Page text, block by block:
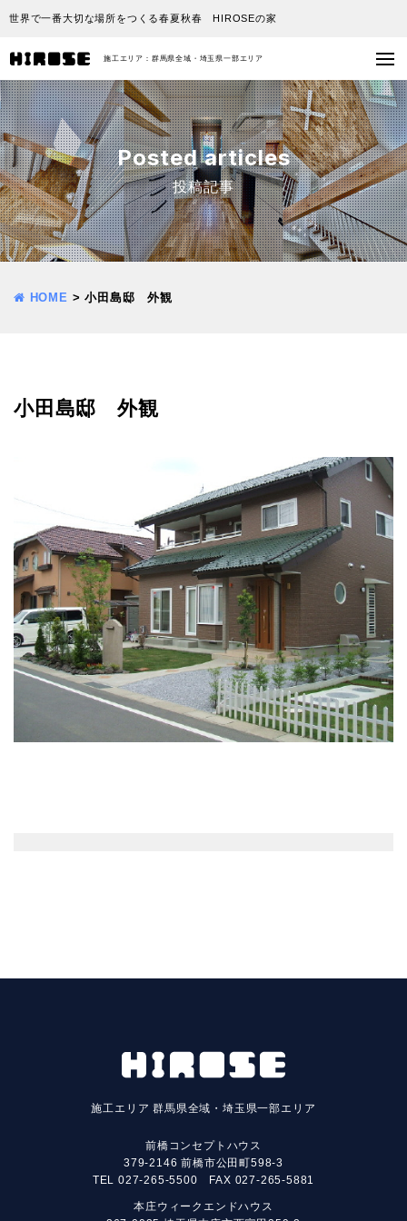
世界で一番大切な場所をつくる春夏秋春 HIROSEの家
施工エリア：群馬県全域・埼玉県一部エリア
Posted articles
投稿記事
HOME >小田島邸 外観
小田島邸 外観
施工エリア群馬県全域・埼玉県一部エリア
前橋コンセプトハウス
379-2146 前橋市公田町598-3
TEL 027-265-5500 FAX 027-265-5881
本庄ウィークエンドハウス